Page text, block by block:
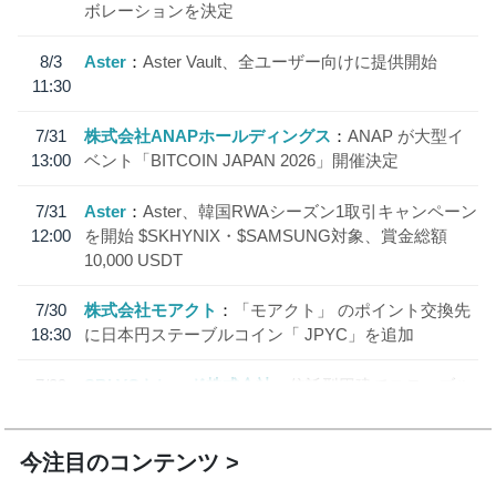
ボレーションを決定
8/3
11:30
Aster Aster Vault、全ユーザー向けに提供開始
7/31
13:00
株式会社ANAPホールディングス
ANAP が大型イ
ベント「BITCOIN JAPAN 2026」開催決定
7/31
12:00
Aster
Aster、韓国RWAシーズン1取引キャンペーン
を開始 $SKHYNIX・$SAMSUNG対象、賞金総額
10,000 USDT
7/30
18:30
株式会社モアクト
「モアクト」 のポイント交換先
に日本円ステーブルコイン「 JPYC」を追加
7/29
SBI VCトレード株式会社
信託型円建てステーブル
今注目のコンテンツ